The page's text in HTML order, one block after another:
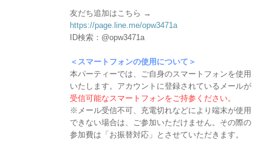
友だち追加はこちら →
https://page.line.me/opw3471a
ID検索：@opw3471a
＜スマートフォンの使用について＞
本パーティーでは、ご自身のスマートフォンを使用
いたします。アカウントに登録されているメールが
受信可能なスマートフォンをご持参ください。
※メール受信不可、充電切れなどにより端末が使用
できない場合は、ご参加いただけません。その際の
参加費は「お振替対応」とさせていただきます。